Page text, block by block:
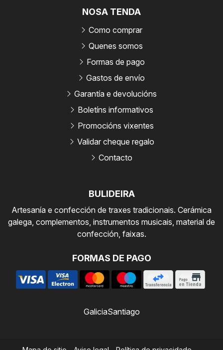
BULIDEIRA
Artesanía e confección de traxes tradicionais. Cerámica
galega, complementos, instrumentos musicais, material de
confección, faixas.
FORMAS DE PAGO
NOSA TENDA
Como comprar
Quenes somos
Formas de pago
Gastos de envío
Garantía e devolucións
Boletíns informativos
Promocións vixentes
Validar cheque regalo
Contacto
GaliciaSantiago